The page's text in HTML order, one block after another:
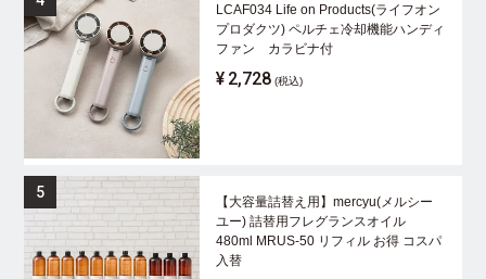
LCAF034 Life on Products(ライフオン
プロダクツ) ペルチェ冷却機能ハンディ
ファン カラビナ付
¥ 2,728 (税込)
【大容量詰替え用】mercyu(メルシー
ユー) 詰替用フレグランスオイル
480ml MRUS-50 リフィル お得 コスパ
入替